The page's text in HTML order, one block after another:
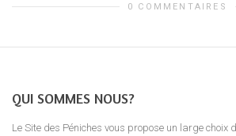
0 COMMENTAIRES
QUI SOMMES NOUS?
Le Site des Péniches vous propose un large choix